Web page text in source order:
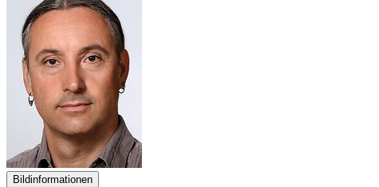
Bildinformationen